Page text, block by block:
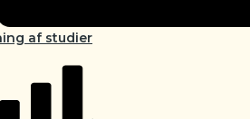
af studier